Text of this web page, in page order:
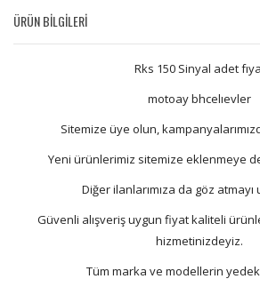
ÜRÜN BİLGİLERİ
Rks 150 Sinyal adet
motoay bhcelıevler
Sitemize üye olun,
Yeni ürünlerimiz sitemize eklenmeye
Diğer ilanlarımıza da göz atmayı
Güvenli alışveriş uygun fiyat kaliteli
hizmetinizdeyiz.
Tüm marka ve modellerin yedek